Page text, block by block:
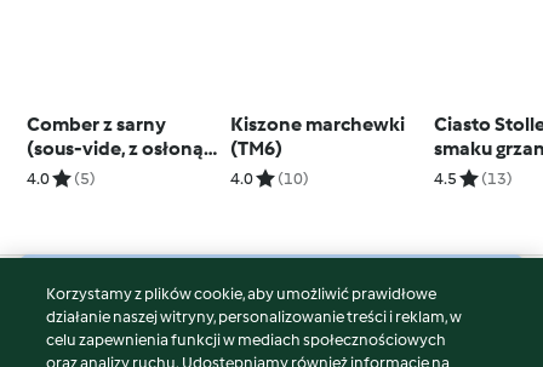
Comber z sarny
(sous-vide, z osłoną
noża miksującego) z
4.0 (5)
Kiszone marchewki
(TM6)
4.0 (10)
Ciasto
smaku
4.5 (13)
© Copyright 2026
Warunki korzystania
Korzystamy z plików cookie, aby umożliwić prawidłowe
działanie naszej witryny, personalizowanie treści i reklam, w
celu zapewnienia funkcji w mediach społecznościowych
oraz analizy ruchu. Udostępniamy również informacje na